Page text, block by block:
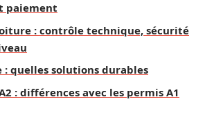
paiement
: contrôle technique, sécurité
: quelles solutions durables
: différences avec les permis A1